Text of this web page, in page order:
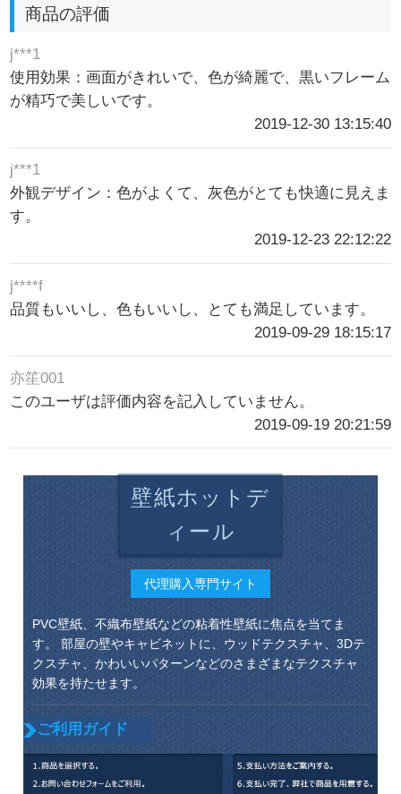
商品の評価
j***1
使用効果：画面がきれいで、色が綺麗で、黒いフレーム
が精巧で美しいです。
2019-12-30 13:15:40
j***1
外観デザイン：色がよくて、灰色がとても快適に見えま
す。
2019-12-23 22:12:22
j****f
品質もいいし、色もいいし、とても満足しています。
2019-09-29 18:15:17
亦笙001
このユーザは評価内容を記入していません。
2019-09-19 20:21:59
壁紙ホットデ
ィール
代理購入専門サイト
PVC壁紙、不織布壁紙などの粘着性壁紙に焦点を当てま
す。 部屋の壁やキャビネットに、ウッドテクスチャ、3Dテ
クスチャ、かわいいパターンなどのさまざまなテクスチャ
効果を持たせます。
ご利用ガイド